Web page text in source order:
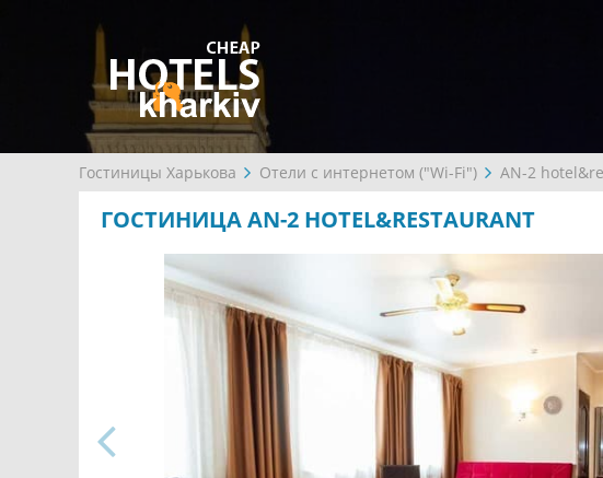
Гостиницы Харькова Отели с интернетом ("Wi-Fi") AN-2
ГОСТИНИЦА AN-2 HOTEL&RESTAURANT